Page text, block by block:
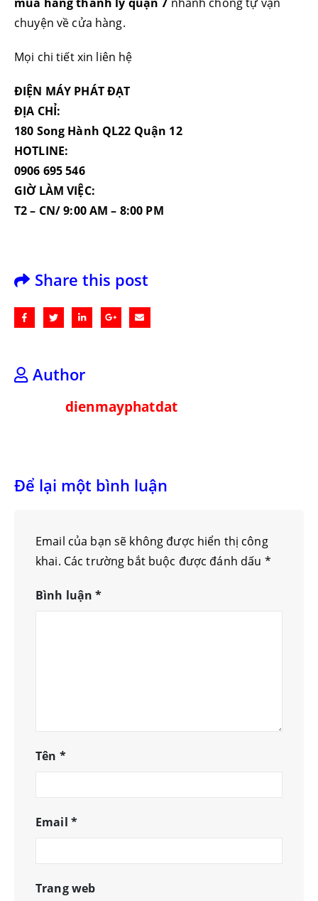
chuyện về cửa hàng.
Mọi chi tiết xin liên hệ
ĐIỆN MÁY PHÁT ĐẠT
ĐỊA CHỈ:
180 Song Hành QL22 Quận 12
HOTLINE:
0906 695 546
GIỜ LÀM VIỆC:
T2 – CN/ 9:00 AM – 8:00 PM
Share this post
Author
dienmayphatdat
Để lại một bình luận
Email của bạn sẽ không được hiển thị công
khai. Các trường bắt buộc được đánh dấu *
Bình luận*
Tên *
Email *
Trang web